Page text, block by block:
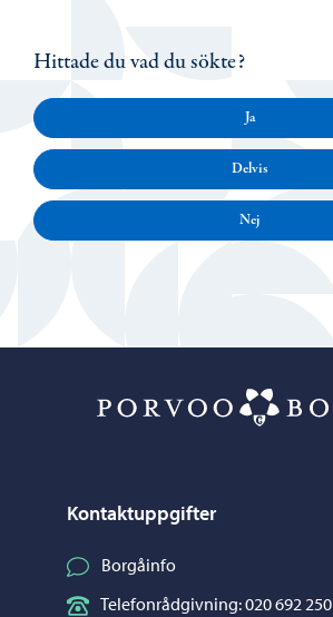
Hittade du vad du sökte?
Ja
Delvis
Nej
Kontaktuppgifter
Borgåinfo
Telefonrådgivning: 020 692 250